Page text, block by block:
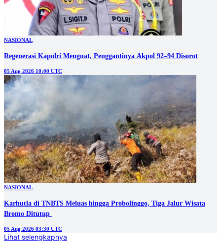
NASIONAL
Regenerasi Kapolri Menguat, Penggantinya Akpol 92–94 Disorot
05 Aug 2026 10:00 UTC
NASIONAL
Karhutla di TNBTS Meluas hingga Probolinggo, Tiga Jalur Wisata
05 Aug 2026 03:30 UTC
Lihat selengkapnya